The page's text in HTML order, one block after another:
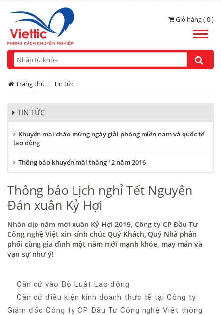
Giỏ hàng ( 0 )
Toggle
Trang chủ Tin tức
TIN TỨC
Khuyến mại chào mừng ngày giải phóng miền nam và quốc tế
lao động
Thông báo khuyến mãi tháng 12 năm 2016
Thông báo Lịch nghỉ Tết Nguyên
Đán xuân Kỷ Hợi
Nhân dịp năm mới xuân Kỷ Hợi 2019, Công ty CP Đầu Tư
Công nghệ Việt xin kính chúc Quý Khách, Quý Nhà phân
phối cùng gia đình một năm mới mạnh khỏe, may mắn và
vạn sự như ý!
Căn cứ vào Bộ Luật Lao động
Căn cứ điều kiện kinh doanh thực tế tại Công ty
Giám đốc Công ty CP Đầu Tư Công nghệ Việt thông